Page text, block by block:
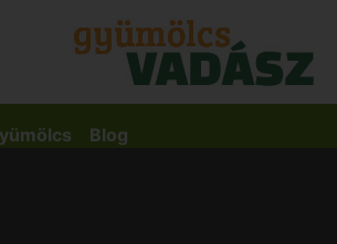
Blog